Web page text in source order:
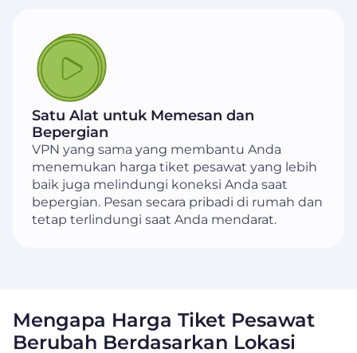
Satu Alat untuk Memesan dan
Bepergian
VPN yang sama yang membantu Anda
menemukan harga tiket pesawat yang lebih
baik juga melindungi koneksi Anda saat
bepergian. Pesan secara pribadi di rumah dan
tetap terlindungi saat Anda mendarat.
Mengapa Harga Tiket Pesawat
Berubah Berdasarkan Lokasi